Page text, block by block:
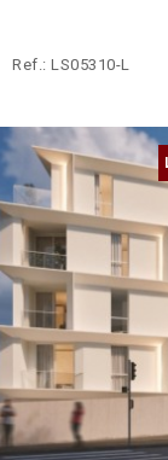
Ref.: LS05310-L